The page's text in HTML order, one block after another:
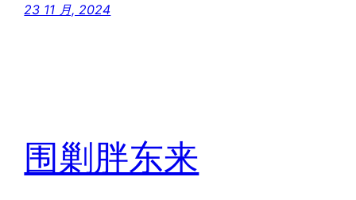
23 11 月, 2024
围剿胖东来